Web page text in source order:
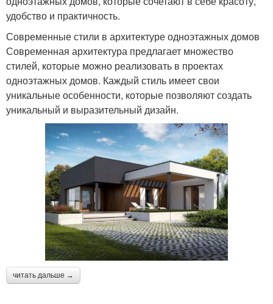
удобство и практичность.
Современные стили в архитектуре одноэтажных домов
Современная архитектура предлагает множество
стилей, которые можно реализовать в проектах
одноэтажных домов. Каждый стиль имеет свои
уникальные особенности, которые позволяют создать
уникальный и выразительный дизайн.
читать дальше →